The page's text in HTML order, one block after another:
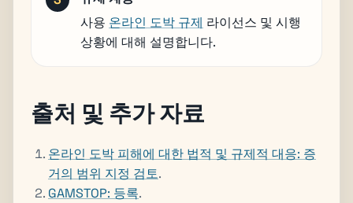
사용 온라인 도박 규제 라이선스 및 시행
상황에 대해 설명합니다.
출처 및 추가 자료
온라인 도박 피해에 대한 법적 및 규제적 대응: 증
거의 범위 지정 검토.
GAMSTOP: 등록.